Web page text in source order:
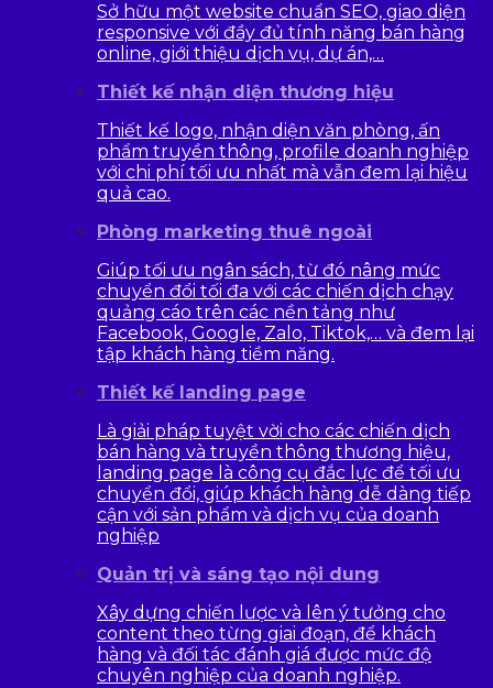
Sở hữu một website chuẩn SEO, giao diện
responsive với đầy đủ tính năng bán hàng
online, giới thiệu dịch vụ, dự án,…
Thiết kế nhận diện thương hiệu
Thiết kế logo, nhận diện văn phòng, ấn
phẩm truyền thông, profile doanh nghiệp
với chi phí tối ưu nhất mà vẫn đem lại hiệu
quả cao.
Phòng marketing thuê ngoài
Giúp tối ưu ngân sách, từ đó nâng mức
chuyển đổi tối đa với các chiến dịch chạy
quảng cáo trên các nền tảng như
Facebook, Google, Zalo, Tiktok,… và đem lại
tập khách hàng tiềm năng.
Thiết kế landing page
Là giải pháp tuyệt vời cho các chiến dịch
bán hàng và truyền thông thương hiệu,
landing page là công cụ đắc lực để tối ưu
chuyển đổi, giúp khách hàng dễ dàng tiếp
cận với sản phẩm và dịch vụ của doanh
nghiệp
Quản trị và sáng tạo nội dung
Xây dựng chiến lược và lên ý tưởng cho
content theo từng giai đoạn, để khách
hàng và đối tác đánh giá được mức độ
chuyên nghiệp của doanh nghiệp.